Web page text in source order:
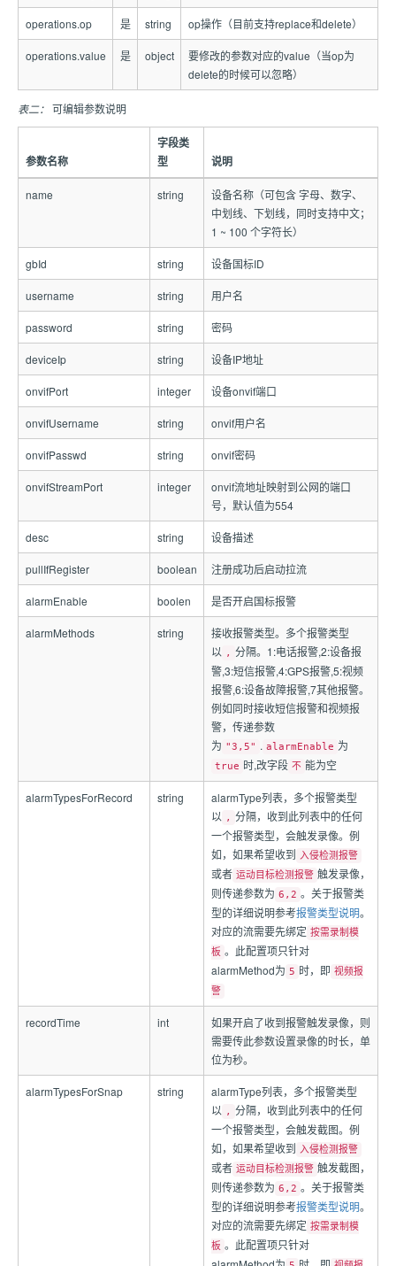
operations.op 是 string op操作（目前支持replace和delete）
operations.value 是 object
要修改的参数对应的value（当op为
delete的时候可以忽略）
表二： 可编辑参数说明
参数名称
字段类
型
说明
name string
设备名称（可包含 字母、数字、
中划线、下划线，同时支持中文；
1 ~ 100 个字符长）
gbId string 设备国标ID
username string 用户名
password string 密码
deviceIp string 设备IP地址
onvifPort integer 设备onvif端口
onvifUsername string onvif用户名
onvifPasswd string onvif密码
onvifStreamPort integer
onvif流地址映射到公网的端口
号，默认值为554
desc string 设备描述
pullIfRegister boolean 注册成功后启动拉流
alarmEnable boolen 是否开启国标报警
alarmMethods string
接收报警类型。多个报警类型
以 , 分隔。1:电话报警,2:设备报
警,3:短信报警,4:GPS报警,5:视频
报警,6:设备故障报警,7其他报警。
例如同时接收短信报警和视频报
警，传递参数
为 "3,5" . alarmEnable 为
true 时,改字段 不 能为空
alarmTypesForRecord string
alarmType列表，多个报警类型
以 , 分隔，收到此列表中的任何
一个报警类型，会触发录像。例
如，如果希望收到 入侵检测报警
或者 运动目标检测报警 触发录像，
则传递参数为 6,2 。关于报警类
型的详细说明参考报警类型说明。
对应的流需要先绑定 按需录制模
板 。此配置项只针对
alarmMethod为 5 时，即 视频报
警
recordTime int
如果开启了收到报警触发录像，则
需要传此参数设置录像的时长，单
位为秒。
alarmTypesForSnap string
alarmType列表，多个报警类型
以 , 分隔，收到此列表中的任何
一个报警类型，会触发截图。例
如，如果希望收到 入侵检测报警
或者 运动目标检测报警 触发截图，
则传递参数为 6,2 。关于报警类
型的详细说明参考报警类型说明。
对应的流需要先绑定 按需录制模
板 。此配置项只针对